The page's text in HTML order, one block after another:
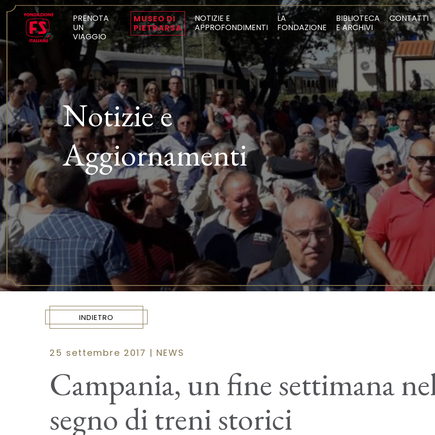
PRENOTA
UN
VIAGGIO
MUSEO DI
PIETRARSA
NOTIZIE E
APPROFONDIMENTI
LA
FONDAZIONE
BIBLIOTECA
E ARCHIVI
CONTATTI
Notizie e
Aggiornamenti
INDIETRO
25 settembre 2017 | NEWS
Campania, un fine settimana
segno di treni storici